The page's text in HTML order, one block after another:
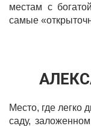
местам с
самые
Место, где легко
саду,